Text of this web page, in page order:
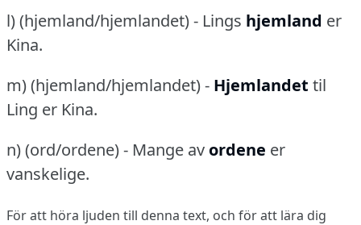
l) (hjemland/hjemlandet) - Lings hjemland er
Kina.
m) (hjemland/hjemlandet) - Hjemlandet til
Ling er Kina.
n) (ord/ordene) - Mange av ordene er
vanskelige.
För att höra ljuden till denna text, och för att lära dig